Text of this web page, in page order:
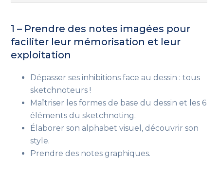
1 – Prendre des notes imagées pour
faciliter leur mémorisation et leur
exploitation
Dépasser ses inhibitions face au dessin : tous
sketchnoteurs !
Maîtriser les formes de base du dessin et les 6
éléments du sketchnoting.
Élaborer son alphabet visuel, découvrir son
style.
Prendre des notes graphiques.